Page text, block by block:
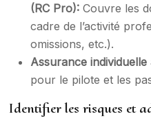
(RC Pro): Couvre les
cadre de l’activité
omissions, etc.).
Assurance individuelle
pour le pilote et les
Identifier les risques et